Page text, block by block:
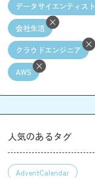
データサイエンティスト
会社生活
クラウドエンジニア
AWS
人気のあるタグ
AdventCalendar